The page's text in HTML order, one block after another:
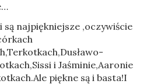
najpiękniejsze ,oczywiście
i Jaśminie,Aaronie
piękne są i basta!I